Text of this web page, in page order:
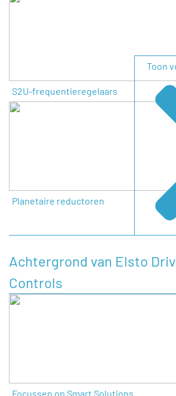
S2U-frequentieregelaars
Planetaire reductoren
Toon
Achtergrond van Elsto
Controls
Focussen op Smart Solutions